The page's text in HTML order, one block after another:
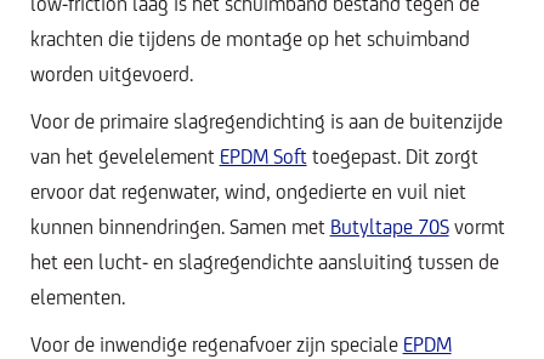
krachten die tijdens de montage op het schuimband
worden uitgevoerd.
Voor de primaire slagregendichting is aan de buitenzijde
van het gevelelement EPDM Softtoegepast. Dit zorgt
ervoor dat regenwater, wind, ongedierte en vuil niet
kunnen binnendringen. Samen met Butyltape 70Svormt
het een lucht- en slagregendichte aansluiting tussen de
elementen.
Voor de inwendige regenafvoer zijn speciale EPDM